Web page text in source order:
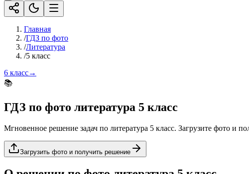
Главная
/ГДЗ по фото
/Литература
/5 класс
6 класс→
📚
ГДЗ по фото литература 5 класс
Мгновенное решение задач по литература 5 класс. Загрузите фото и
Загрузить фото и получить решение